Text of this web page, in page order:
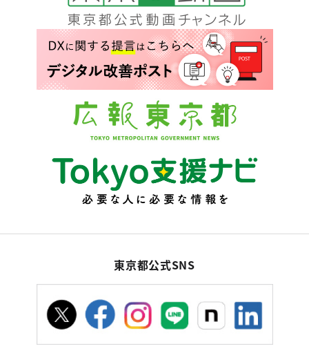
東京都公式SNS